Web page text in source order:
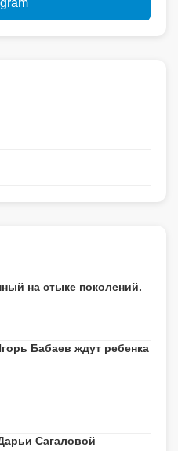
на стыке поколений.
Бабаев ждут ребенка
Сагаловой